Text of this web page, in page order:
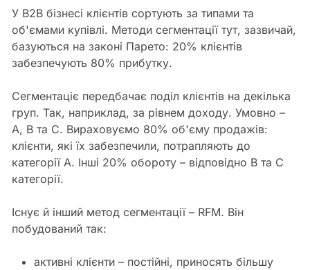
У B2B бізнесі клієнтів сортують за типами та
об'ємами купівлі. Методи сегментації тут, зазвичай,
базуються на законі Парето: 20% клієнтів
забезпечують 80% прибутку.
Сегментаціє передбачає поділ клієнтів на декілька
груп. Так, наприклад, за рівнем доходу. Умовно –
А, B та С. Вираховуємо 80% об'єму продажів:
клієнти, які їх забезпечили, потрапляють до
категорії А. Інші 20% обороту – відповідно B та С
категорії.
Існує й інший метод сегментації – RFM. Він
побудований так:
активні клієнти – постійні, приносять більшу